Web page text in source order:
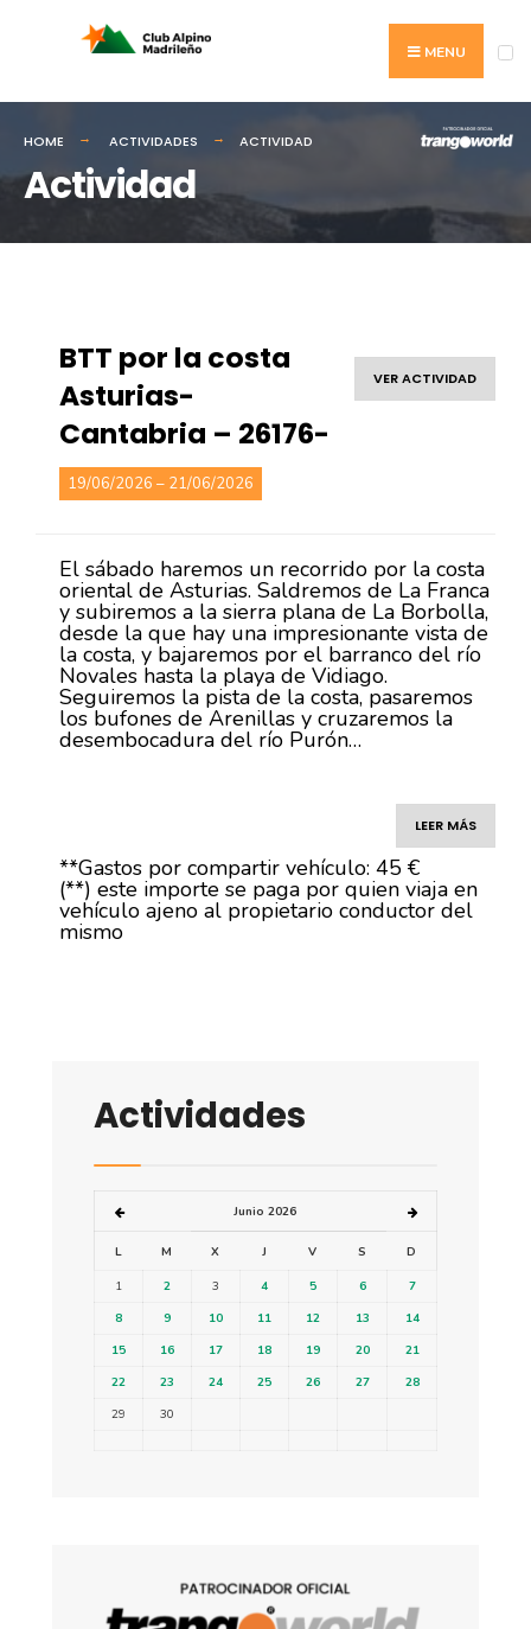
MENU
HOME ACTIVIDADES ACTIVIDAD
Actividad
VER ACTIVIDAD
BTT por la costa
Asturias-
Cantabria – 26176-
19/06/2026 – 21/06/2026
El sábado haremos un recorrido por la costa
oriental de Asturias. Saldremos de La Franca
y subiremos a la sierra plana de La Borbolla,
desde la que hay una impresionante vista de
la costa, y bajaremos por el barranco del río
Novales hasta la playa de Vidiago.
Seguiremos la pista de la costa, pasaremos
los bufones de Arenillas y cruzaremos la
desembocadura del río Purón…
LEER MÁS
**Gastos por compartir vehículo: 45 €
(**) este importe se paga por quien viaja en
vehículo ajeno al propietario conductor del
mismo
Actividades
Junio 2026
L M X J V S D
1 2 3 4 5 6
7
8
9 10 11 12 13
14
15
16 17 18 19 20
21
22
23 24 25 26 27
28
29
30